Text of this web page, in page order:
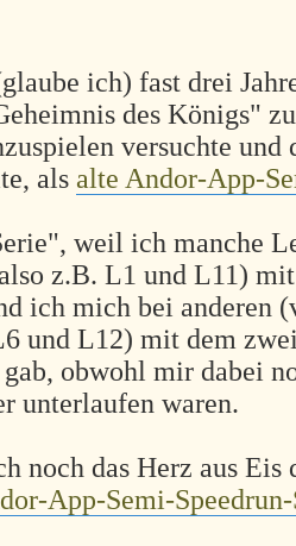
ich) fast drei
des Königs"
versuchte und
als alte Andor-App-
weil ich manche
z.B. L1 und L11)
ich mich bei anderen
und L12) mit dem
obwohl mir dabei
unterlaufen waren.
noch das Herz aus
App-Semi-